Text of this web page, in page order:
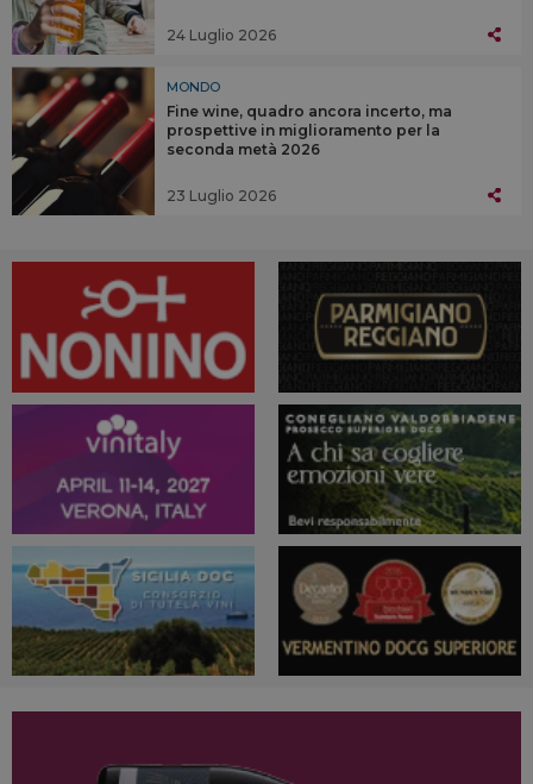
24 Luglio 2026
MONDO
Fine wine, quadro ancora incerto, ma
prospettive in miglioramento per la
seconda metà 2026
23 Luglio 2026